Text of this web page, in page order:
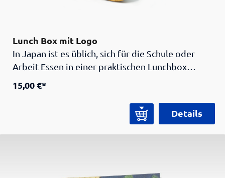
Lunch Box mit Logo
In Japan ist es üblich, sich für die Schule oder
Arbeit Essen in einer praktischen Lunchbox
tollen Bento-Box mit eingraviertem Logo des
Samurai Museums auch tun! Da Gummiband
sorgt für zusätzlichen Halt des Holzdeckel.
15,00 €*
Details